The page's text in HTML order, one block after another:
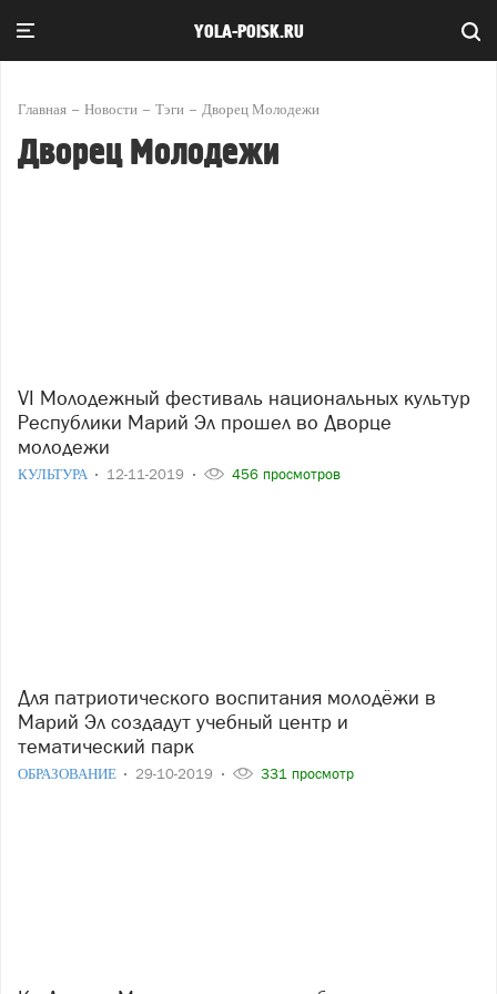
YOLA-POISK.RU
Главная Новости Тэги Дворец Молодежи
Дворец Молодежи
VI Молодежный фестиваль национальных культур
Республики Марий Эл прошел во Дворце
молодежи
КУЛЬТУРА 12-11-2019 456 просмотров
Для патриотического воспитания молодёжи в
Марий Эл создадут учебный центр и
тематический парк
ОБРАЗОВАНИЕ 29-10-2019 331 просмотр